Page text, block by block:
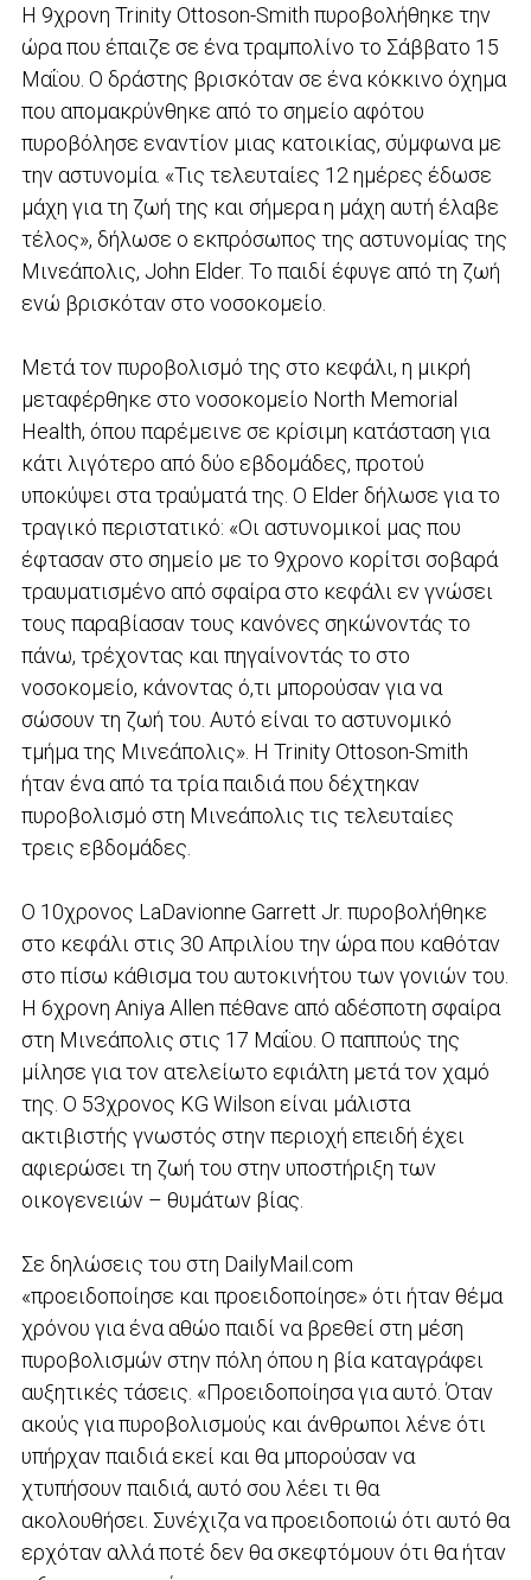
Η 9χρονη Trinity Ottoson-Smith πυροβολήθηκε την
ώρα που έπαιζε σε ένα τραμπολίνο το Σάββατο 15
Μαΐου. Ο δράστης βρισκόταν σε ένα κόκκινο όχημα
που απομακρύνθηκε από το σημείο αφότου
πυροβόλησε εναντίον μιας κατοικίας, σύμφωνα με
την αστυνομία. «Τις τελευταίες 12 ημέρες έδωσε
μάχη για τη ζωή της και σήμερα η μάχη αυτή έλαβε
τέλος», δήλωσε ο εκπρόσωπος της αστυνομίας της
Μινεάπολις, John Elder. Το παιδί έφυγε από τη ζωή
ενώ βρισκόταν στο νοσοκομείο.
Μετά τον πυροβολισμό της στο κεφάλι, η μικρή
μεταφέρθηκε στο νοσοκομείο North Memorial
Health, όπου παρέμεινε σε κρίσιμη κατάσταση για
κάτι λιγότερο από δύο εβδομάδες, προτού
υποκύψει στα τραύματά της. Ο Elder δήλωσε για το
τραγικό περιστατικό: «Οι αστυνομικοί μας που
έφτασαν στο σημείο με το 9χρονο κορίτσι σοβαρά
τραυματισμένο από σφαίρα στο κεφάλι εν γνώσει
τους παραβίασαν τους κανόνες σηκώνοντάς το
πάνω, τρέχοντας και πηγαίνοντάς το στο
νοσοκομείο, κάνοντας ό,τι μπορούσαν για να
σώσουν τη ζωή του. Αυτό είναι το αστυνομικό
τμήμα της Μινεάπολις». Η Trinity Ottoson-Smith
ήταν ένα από τα τρία παιδιά που δέχτηκαν
πυροβολισμό στη Μινεάπολις τις τελευταίες
τρεις εβδομάδες.
Ο 10χρονος LaDavionne Garrett Jr. πυροβολήθηκε
στο κεφάλι στις 30 Απριλίου την ώρα που καθόταν
στο πίσω κάθισμα του αυτοκινήτου των γονιών του.
Η 6χρονη Aniya Allen πέθανε από αδέσποτη σφαίρα
στη Μινεάπολις στις 17 Μαΐου. Ο παππούς της
μίλησε για τον ατελείωτο εφιάλτη μετά τον χαμό
της. Ο 53χρονος KG Wilson είναι μάλιστα
ακτιβιστής γνωστός στην περιοχή επειδή έχει
αφιερώσει τη ζωή του στην υποστήριξη των
οικογενειών – θυμάτων βίας.
Σε δηλώσεις του στη DailyMail.com
«προειδοποίησε και προειδοποίησε» ότι ήταν θέμα
χρόνου για ένα αθώο παιδί να βρεθεί στη μέση
πυροβολισμών στην πόλη όπου η βία καταγράφει
αυξητικές τάσεις. «Προειδοποίησα για αυτό. Όταν
ακούς για πυροβολισμούς και άνθρωποι λένε ότι
υπήρχαν παιδιά εκεί και θα μπορούσαν να
χτυπήσουν παιδιά, αυτό σου λέει τι θα
ακολουθήσει. Συνέχιζα να προειδοποιώ ότι αυτό θα
ερχόταν αλλά ποτέ δεν θα σκεφτόμουν ότι θα ήταν